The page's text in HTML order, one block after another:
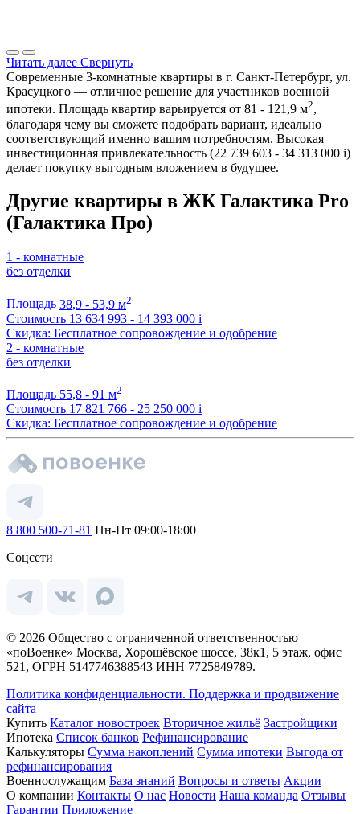
Читать далее Свернуть
Современные 3-комнатные квартиры в г. Санкт-Петербург, ул.
Красуцкого — отличное решение для участников военной
ипотеки. Площадь квартир варьируется от 81 - 121,9 м2,
благодаря чему вы сможете подобрать вариант, идеально
соответствующий именно вашим потребностям. Высокая
инвестиционная привлекательность (22 739 603 - 34 313 000 i)
делает покупку выгодным вложением в будущее.
Другие квартиры в ЖК Галактика Pro
(Галактика Про)
1 - комнатные
без отделки
Площадь 38,9 - 53,9 м2
Стоимость 13 634 993 - 14 393 000 i
Скидка: Бесплатное сопровождение и одобрение
2 - комнатные
без отделки
Площадь 55,8 - 91 м2
Стоимость 17 821 766 - 25 250 000 i
Скидка: Бесплатное сопровождение и одобрение
8 800 500-71-81 Пн-Пт 09:00-18:00
Соцсети
© 2026 Общество с ограниченной ответственностью
«поВоенке» Москва, Хорошёвское шоссе, 38к1, 5 этаж, офис
521, ОГРН 5147746388543 ИНН 7725849789.
Политика конфиденциальности. Поддержка и продвижение
сайта
Купить Каталог новостроек Вторичное жильё Застройщики
Ипотека Список банков Рефинансирование
Калькуляторы Сумма накоплений Сумма ипотеки Выгода от
рефинансирования
Военнослужащим База знаний Вопросы и ответы Акции
О компании Контакты О нас Новости Наша команда Отзывы
Гарантии Приложение